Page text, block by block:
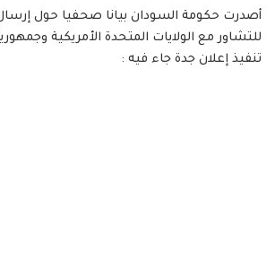
أصدرت حكومة السودان بيانا صحفيا حول إرسال
للتشاور مع الولايات المتحدة الأمريكية
تنفيذ إعلان جدة جاء فيه :